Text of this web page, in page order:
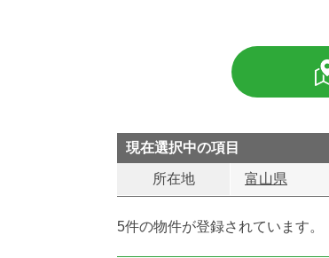
現在選択中の項目
所在地 富山県
5件の物件が登録されています。